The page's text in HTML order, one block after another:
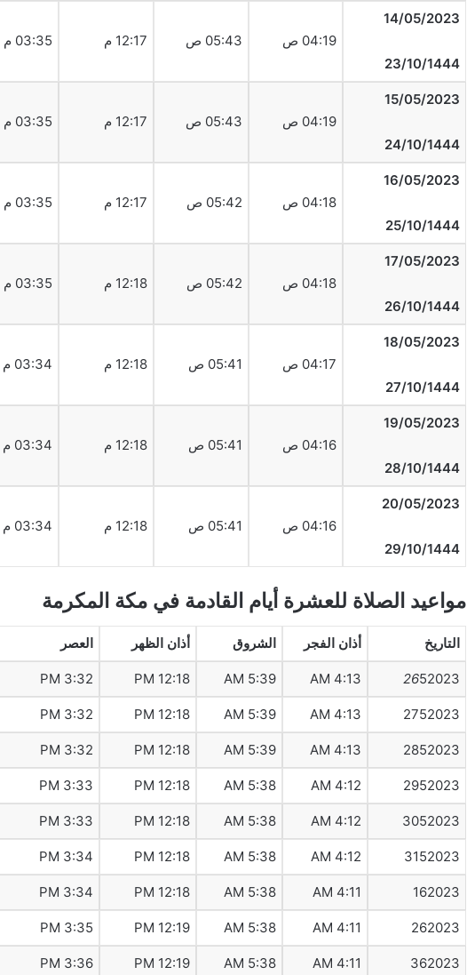
14/05/2023
23/10/1444
04:19 ص 05:43 ص 12:17 م 03:35 م
15/05/2023
24/10/1444
04:19 ص 05:43 ص 12:17 م 03:35 م
16/05/2023
25/10/1444
04:18 ص 05:42 ص 12:17 م 03:35 م
17/05/2023
26/10/1444
04:18 ص 05:42 ص 12:18 م 03:35 م
18/05/2023
27/10/1444
04:17 ص 05:41 ص 12:18 م 03:34 م
19/05/2023
28/10/1444
04:16 ص 05:41 ص 12:18 م 03:34 م
20/05/2023
29/10/1444
04:16 ص 05:41 ص 12:18 م 03:34 م
مواعيد الصلاة للعشرة أيام القادمة في مكة المكرمة
التاريخ أذان الفجر الشروق أذان الظهر العصر
2652023
4:13 AM
5:39 AM
12:18 PM
3:32 PM
2752023
4:13 AM
5:39 AM
12:18 PM
3:32 PM
2852023
4:13 AM
5:39 AM
12:18 PM
3:32 PM
2952023
4:12 AM
5:38 AM
12:18 PM
3:33 PM
3052023
4:12 AM
5:38 AM
12:18 PM
3:33 PM
3152023
4:12 AM
5:38 AM
12:18 PM
3:34 PM
162023
4:11 AM
5:38 AM
12:18 PM
3:34 PM
262023
4:11 AM
5:38 AM
12:19 PM
3:35 PM
362023
4:11 AM
5:38 AM
12:19 PM
3:36 PM